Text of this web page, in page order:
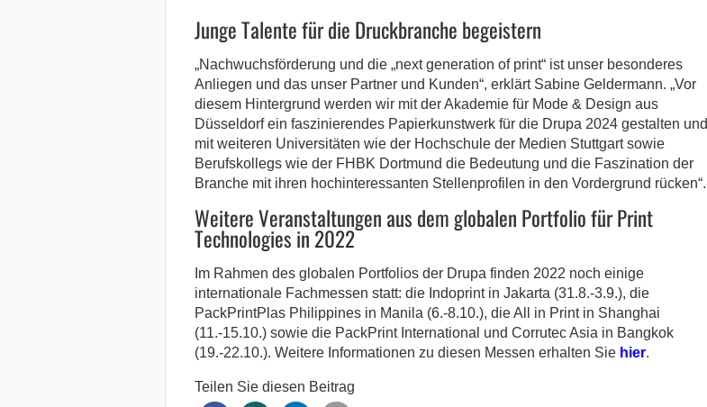
Junge Talente für die Druckbranche begeistern
„Nachwuchsförderung und die „next generation of print“ ist unser besonderes
Anliegen und das unser Partner und Kunden“, erklärt Sabine Geldermann. „Vor
diesem Hintergrund werden wir mit der Akademie für Mode & Design aus
Düsseldorf ein faszinierendes Papierkunstwerk für die Drupa 2024 gestalten und
mit weiteren Universitäten wie der Hochschule der Medien Stuttgart sowie
Berufskollegs wie der FHBK Dortmund die Bedeutung und die Faszination der
Branche mit ihren hochinteressanten Stellenprofilen in den Vordergrund rücken“.
Weitere Veranstaltungen aus dem globalen Portfolio für Print
Technologies in 2022
Im Rahmen des globalen Portfolios der Drupa finden 2022 noch einige
internationale Fachmessen statt: die Indoprint in Jakarta (31.8.-3.9.), die
PackPrintPlas Philippines in Manila (6.-8.10.), die All in Print in Shanghai
(11.-15.10.) sowie die PackPrint International und Corrutec Asia in Bangkok
(19.-22.10.). Weitere Informationen zu diesen Messen erhalten Siehier.
Teilen Sie diesen Beitrag